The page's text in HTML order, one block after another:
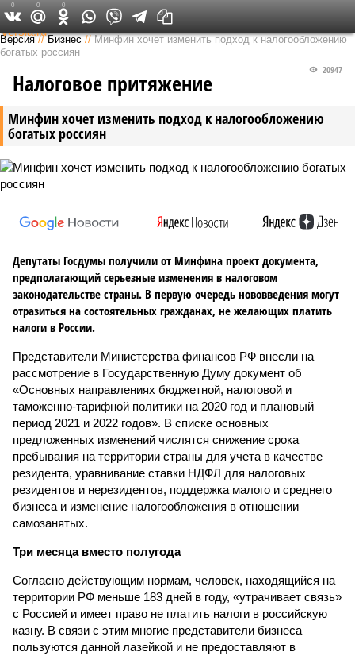
Федеральный выпуск
Версия //Бизнес //Минфин хочет изменить подход к налогообложению
богатых россиян
Минфин хочет изменить подход к налогообложению
богатых россиян
20947
Налоговое притяжение
Депутаты Госдумы получили от Минфина проект документа,
предполагающий серьезные изменения в налоговом
законодательстве страны. В первую очередь нововведения могут
отразиться на состоятельных гражданах, не желающих платить
налоги в России.
Представители Министерства финансов РФ внесли на
рассмотрение в Государственную Думу документ об
«Основных направлениях бюджетной, налоговой и
таможенно-тарифной политики на 2020 год и плановый
период 2021 и 2022 годов». В списке основных
предложенных изменений числятся снижение срока
пребывания на территории страны для учета в качестве
резидента, уравнивание ставки НДФЛ для налоговых
резидентов и нерезидентов, поддержка малого и среднего
бизнеса и изменение налогообложения в отношении
самозанятых.
Три месяца вместо полугода
Согласно действующим нормам, человек, находящийся на
территории РФ меньше 183 дней в году, «утрачивает связь»
с Россией и имеет право не платить налоги в российскую
казну. В связи с этим многие представители бизнеса
пользуются данной лазейкой и не предоставляют в
0 0 0